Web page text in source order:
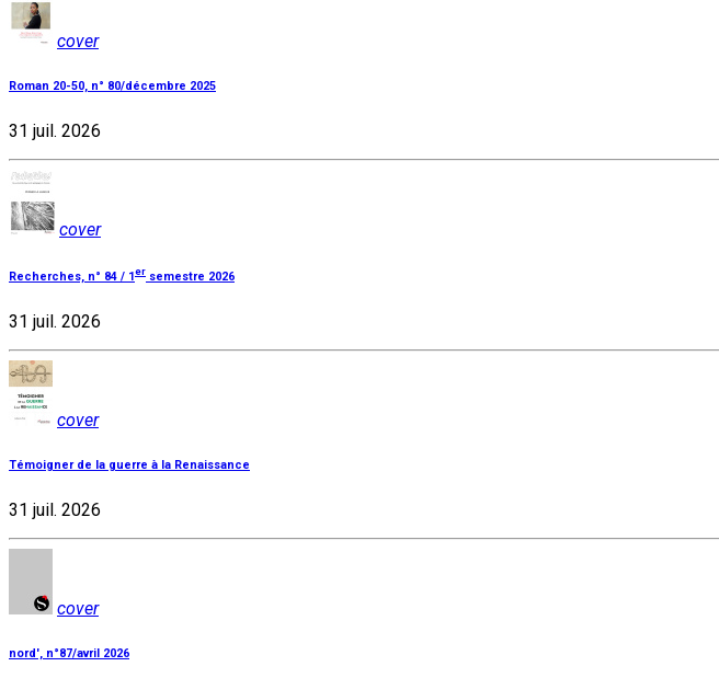
cover
Roman 20-50, n° 80/décembre 2025
31 juil. 2026
cover
Recherches, n° 84 / 1 er semestre 2026
31 juil. 2026
cover
Témoigner de la guerre à la Renaissance
31 juil. 2026
cover
nord', n°87/avril 2026